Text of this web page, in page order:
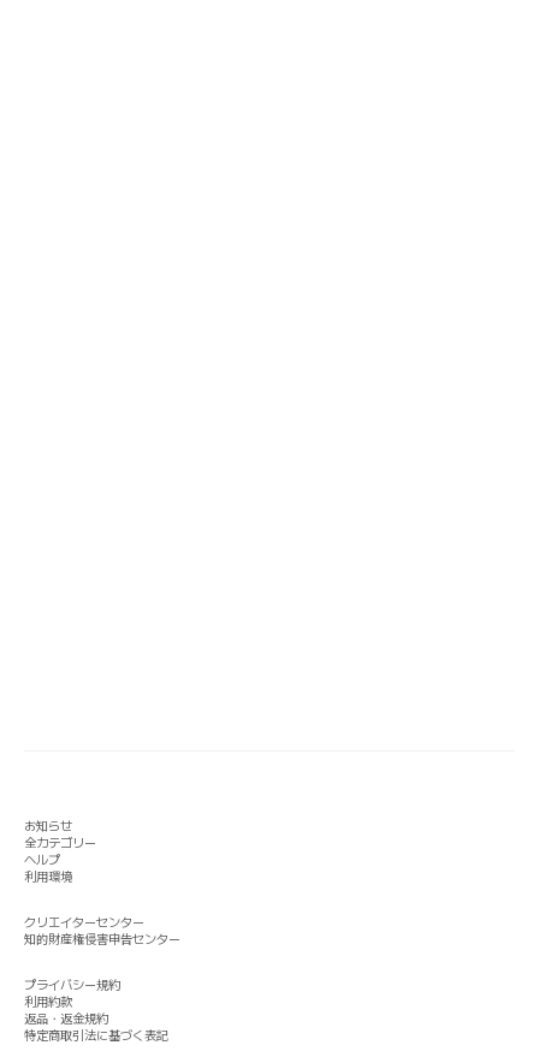
お知らせ
全カテゴリー
ヘルプ
利用環境
クリエイターセンター
知的財産権侵害申告センター
プライバシー規約
利用約款
返品・返金規約
特定商取引法に基づく表記